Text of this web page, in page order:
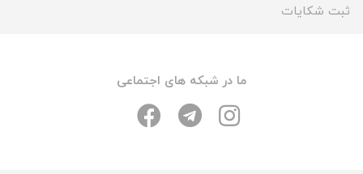
ثبت شکایات
ما در شبکه های اجتماعی